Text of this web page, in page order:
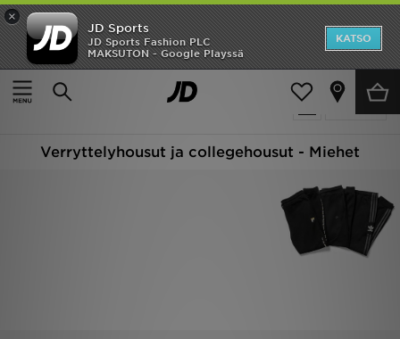
×
JD Sports
JD Sports Fashion PLC
MAKSUTON - Google Playssä
KATSO
Etusivu
Miehet Miesten vaatteet Verryttelyhousut
Suodata
296 tuotetta
Verryttelyhousut ja collegehousut - Miehet
Etusivu
Ale
Naiset